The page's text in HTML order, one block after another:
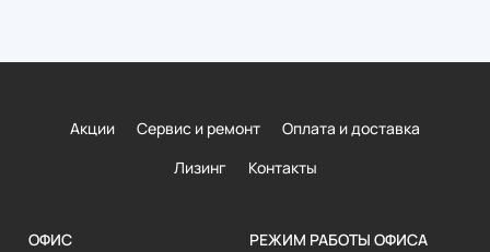
Акции Сервис и ремонт
Оплата и доставка
Лизинг
Контакты
ОФИС
РЕЖИМ РАБОТЫ ОФИСА